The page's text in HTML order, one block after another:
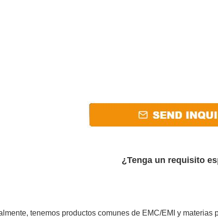
¿Tenga un requisito
tenemos productos comunes de EMC/EMI y